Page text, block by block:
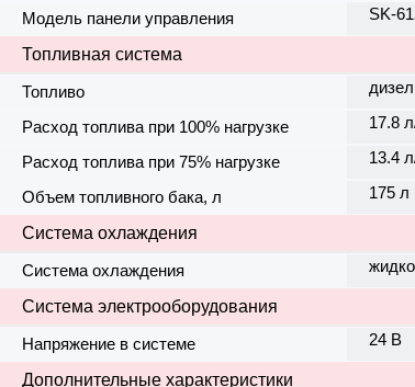
Модель панели управления SK-
Топливная система
Топливо
Расход топлива при 100% нагрузке 17.8
Расход топлива при 75% нагрузке 13.4
Объем топливного бака, л 175 л
Система охлаждения
Система охлаждения
Система электрооборудования
Напряжение в системе
24 В
Дополнительные характеристики